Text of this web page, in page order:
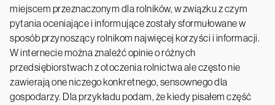
miejscem przeznaczonym dla rolników, w związku z czym
pytania oceniające i informujące zostały sformułowane w
sposób przynoszący rolnikom najwięcej korzyści i informacji.
W internecie można znaleźć opinie o różnych
przedsiębiorstwach z otoczenia rolnictwa ale często nie
zawierają one niczego konkretnego, sensownego dla
gospodarzy. Dla przykładu podam, że kiedy pisałem część